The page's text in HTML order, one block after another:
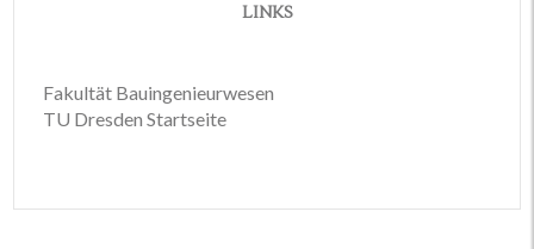
LINKS
Fakultät Bauingenieurwesen
TU Dresden Startseite